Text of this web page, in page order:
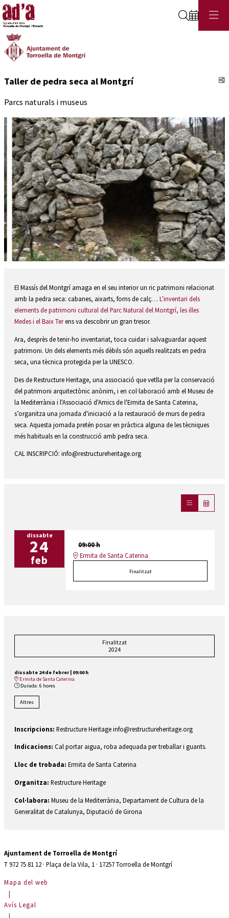
Cerca
Taller de pedra seca al Montgrí
Parcs naturals i museus
El Massís del Montgrí amaga en el seu interior un ric patrimoni relacionat
amb la pedra seca: cabanes, aixarts, forns de calç… L'inventari dels
elements de patrimoni cultural del Parc Natural del Montgrí, les illes
Medes i el Baix Terens va descobrir un gran tresor.
Ara, desprès de tenir-ho inventariat, toca cuidar i salvaguardar aquest
patrimoni. Un dels elements més dèbils són aquells realitzats en pedra
seca, una tècnica protegida per la UNESCO.
Des de Restructure Heritage, una associació que vetlla per la conservació
del patrimoni arquitectònic anònim, i en col·laboració amb el Museu de
la Mediterrània i l'Associació d'Amics de l'Ermita de Santa Caterina,
s’organitza una jornada d'iniciació a la restauració de murs de pedra
seca. Aquesta jornada pretén posar en pràctica alguna de les tècniques
més habituals en la construcció amb pedra seca.
CAL INSCRIPCIÓ: info@restructureheritage.org
dissabte
24
feb
09:00 h
Ermita de Santa Caterina
Finalitzat
Finalitzat
2024
dissabte 24 de febrer| 09:00 h
Ermita de Santa Caterina
Durada: 6 hores
Altres
Inscripcions: Restructure Heritage info@restructureheritage.org
Indicacions: Cal portar aigua, roba adequada per treballar i guants.
Lloc de trobada: Ermita de Santa Caterina
Organitza: Restructure Heritage
Col·labora: Museu de la Mediterrània, Departament de Cultura de la
Generalitat de Catalunya, Diputació de Girona
Ajuntament de Torroella de Montgrí
T 972 75 81 12 · Plaça de la Vila, 1 · 17257 Torroella de Montgrí
Mapa del web
Avís Legal